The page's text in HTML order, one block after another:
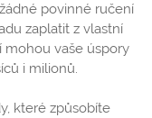
povinné ručení
zaplatit z vlastní
mohou vaše úspory
i milionů.
které způsobíte